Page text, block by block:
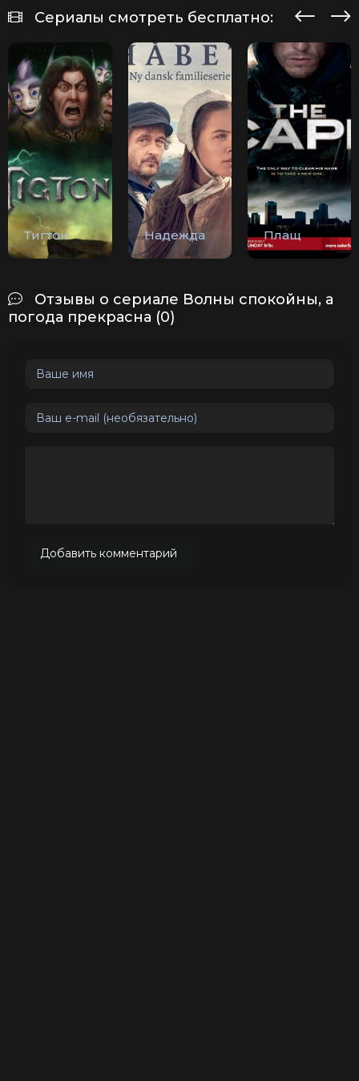
Сериалы смотреть бесплатно:
Тигтон Надежда Плащ
Отзывы о сериале Волны спокойны, а
погода прекрасна (0)
Добавить комментарий